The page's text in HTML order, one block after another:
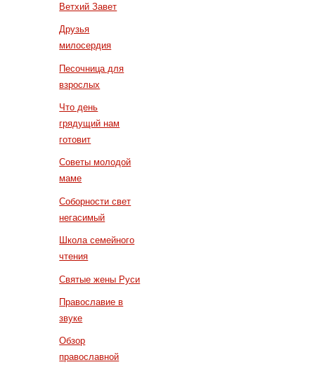
Ветхий Завет
Друзья
милосердия
Песочница для
взрослых
Что день
грядущий нам
готовит
Советы молодой
маме
Соборности свет
негасимый
Школа семейного
чтения
Святые жены Руси
Православие в
звуке
Обзор
православной